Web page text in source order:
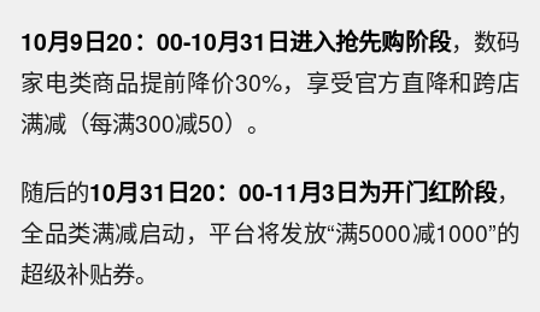
10月9日20：00-10月31日进入抢先购阶段，数码
家电类商品提前降价30%，享受官方直降和跨店
满减（每满300减50）。
随后的10月31日20：00-11月3日为开门红阶段，
全品类满减启动，平台将发放“满5000减1000”的
超级补贴券。